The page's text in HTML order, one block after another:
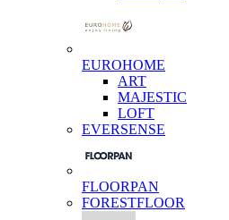
EUROHOME
ART
MAJESTIC
LOFT
EVERSENSE
FLOORPAN
FORESTFLOOR